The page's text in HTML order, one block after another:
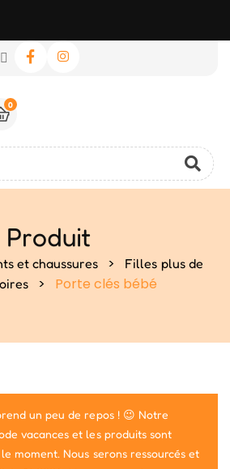
0
Produit
et chaussures >
Filles plus de
> Porte clés bébé
un peu de repos ! 😉 Notre
vacances et les produits sont
moment. Nous serons ressourcés et